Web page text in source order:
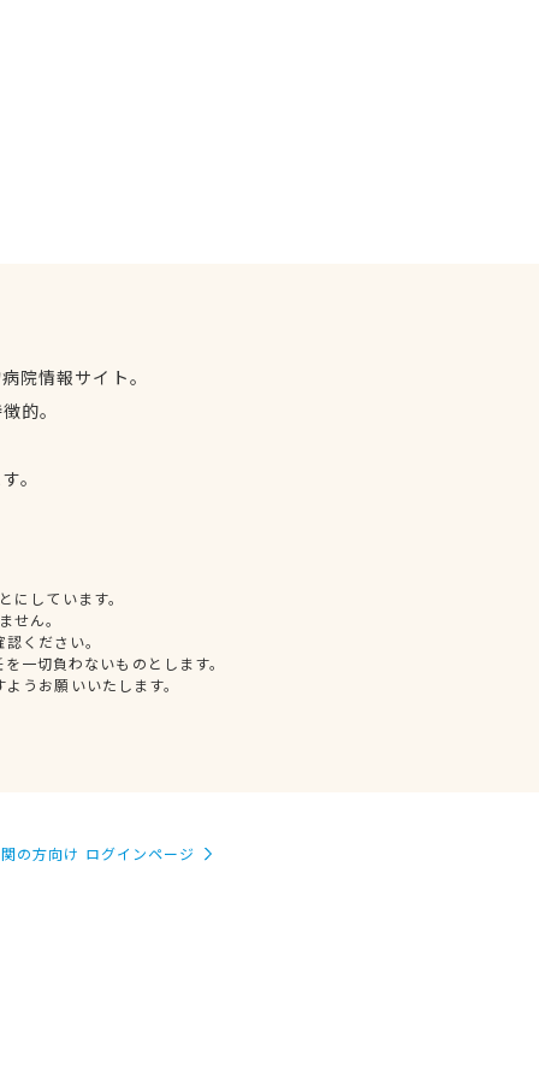
院情報サイト。
的。
。
しています。
せん。
ください。
一切負わないものとします。
うお願いいたします。
の方向け ログインページ